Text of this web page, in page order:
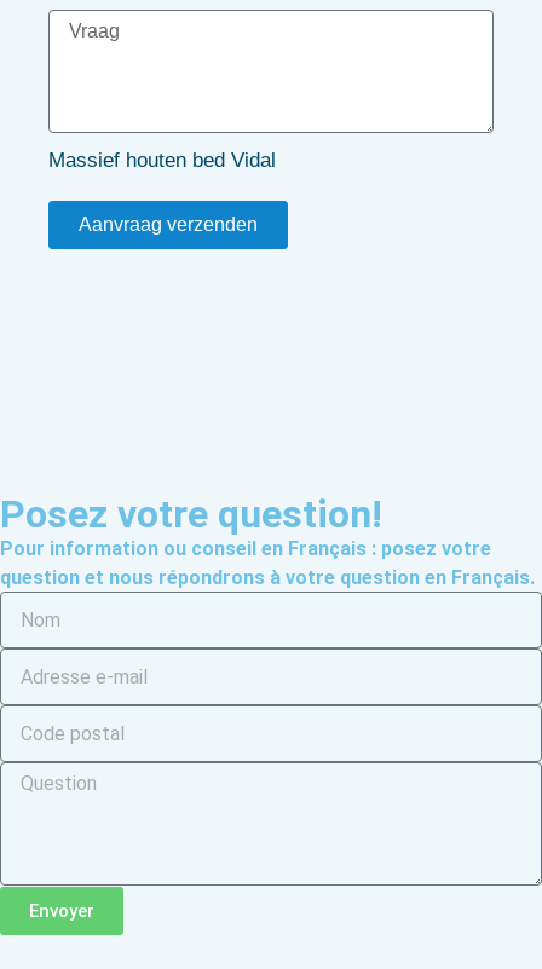
Massief houten bed Vidal
Aanvraag verzenden
Posez votre question!
Pour information ou conseil en Français : posez votre
question et nous répondrons à votre question en Français.
Envoyer